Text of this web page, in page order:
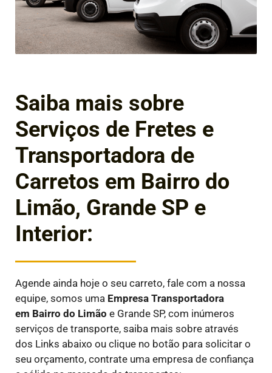
Saiba mais sobre
Serviços de Fretes e
Transportadora de
Carretos em Bairro do
Limão, Grande SP e
Interior:
Agende ainda hoje o seu carreto, fale com a nossa
equipe, somos uma Empresa Transportadora
em Bairro do Limão e Grande SP, com inúmeros
serviços de transporte, saiba mais sobre através
dos Links abaixo ou clique no botão para solicitar o
seu orçamento, contrate uma empresa de confiança